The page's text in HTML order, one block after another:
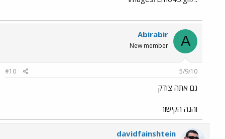
A
Abirabir
New member
5/9/10
#10
גם אתה צודק
והנה הקישור
davidfainshtein